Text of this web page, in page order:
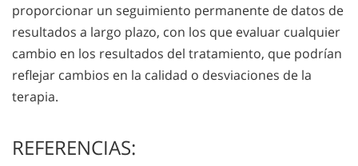
proporcionar un seguimiento permanente de datos de
resultados a largo plazo, con los que evaluar cualquier
cambio en los resultados del tratamiento, que podrían
reflejar cambios en la calidad o desviaciones de la
terapia.
REFERENCIAS: